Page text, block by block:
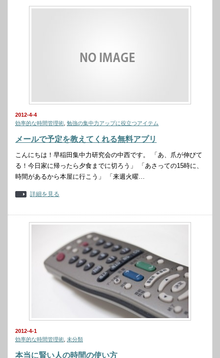
2012-4-4
効率的な時間管理術 勉強の集中力アップに役立つアイテム
メールで予定を教えてくれる無料アプリ
こんにちは！早稲田集中力研究会の中西です。 「あ、爪が伸びて
る！今日家に帰ったら夕食までに切ろう」 「あさっての15時に、
時間があるから本屋に行こう」 「来週火曜…
詳細を見る
2012-4-1
効率的な時間管理術 未分類
本当に賢い人の時間の使い方